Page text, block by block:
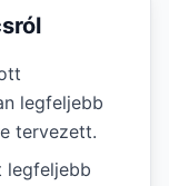
legfeljebb
tervezett.
legfeljebb